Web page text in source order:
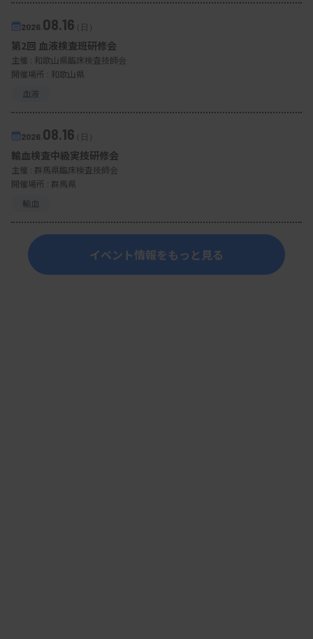
2026. 08.16（日）
第2回 血液検査班研修会
主催 : 和歌山県臨床検査技師会
開催場所 : 和歌山県
血液
2026. 08.16（日）
輸血検査中級実技研修会
主催 : 群馬県臨床検査技師会
開催場所 : 群馬県
輸血
イベント情報をもっと見る